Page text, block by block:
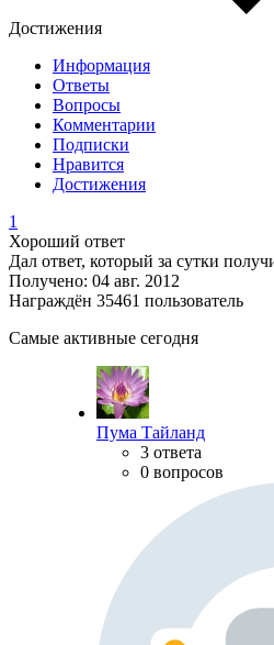
Достижения
Информация
Ответы
Вопросы
Комментарии
Подписки
Нравится
Достижения
1
Хороший ответ
Дал ответ, который за сутки
Получено: 04 авг. 2012
Награждён 35461 пользователь
Самые активные сегодня
Пума Тайланд
3 ответа
0 вопросов